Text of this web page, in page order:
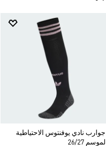
جوارب نادي يوفنتوس الاحتياطية
لموسم 26/27